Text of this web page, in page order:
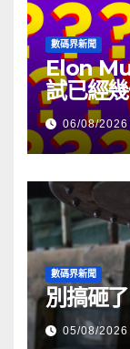
數碼界新聞
Elon
試已經
06/08/2026
數碼界新聞
別搞砸
05/08/2026